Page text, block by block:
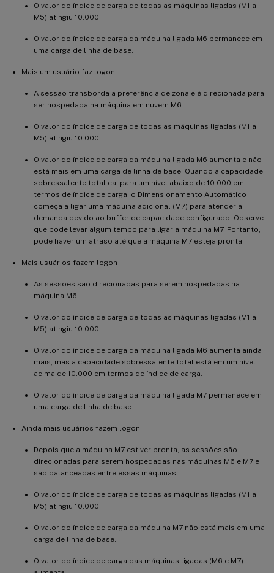
O valor do índice de carga de todas as máquinas ligadas (M1 a
M5) atingiu 10.000.
O valor do índice de carga da máquina ligada M6 permanece em
uma carga de linha de base.
Mais um usuário faz logon
A sessão transborda a preferência de zona e é direcionada para
ser hospedada na máquina em nuvem M6.
O valor do índice de carga de todas as máquinas ligadas (M1 a
M5) atingiu 10.000.
O valor do índice de carga da máquina ligada M6 aumenta e não
está mais em uma carga de linha de base. Quando a capacidade
sobressalente total cai para um nível abaixo de 10.000 em
termos de índice de carga, o Dimensionamento Automático
começa a ligar uma máquina adicional (M7) para atender à
demanda devido ao buffer de capacidade configurado. Observe
que pode levar algum tempo para ligar a máquina M7. Portanto,
pode haver um atraso até que a máquina M7 esteja pronta.
Mais usuários fazem logon
As sessões são direcionadas para serem hospedadas na
máquina M6.
O valor do índice de carga de todas as máquinas ligadas (M1 a
M5) atingiu 10.000.
O valor do índice de carga da máquina ligada M6 aumenta ainda
mais, mas a capacidade sobressalente total está em um nível
acima de 10.000 em termos de índice de carga.
O valor do índice de carga da máquina ligada M7 permanece em
uma carga de linha de base.
Ainda mais usuários fazem logon
Depois que a máquina M7 estiver pronta, as sessões são
direcionadas para serem hospedadas nas máquinas M6 e M7 e
são balanceadas entre essas máquinas.
O valor do índice de carga de todas as máquinas ligadas (M1 a
M5) atingiu 10.000.
O valor do índice de carga da máquina M7 não está mais em uma
carga de linha de base.
O valor do índice de carga das máquinas ligadas (M6 e M7)